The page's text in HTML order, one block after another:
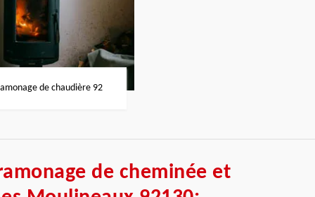
de chaudière 92
de cheminée et